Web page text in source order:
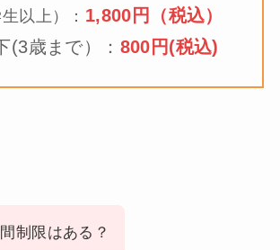
以上）： 1,800円（税込）
(3歳まで）： 800円(税込)
制限はある？